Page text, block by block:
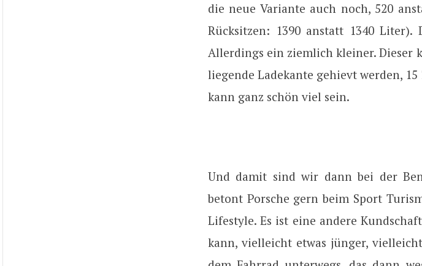
die neue Variante auch noch, 520
Rücksitzen: 1390 anstatt 1340
Allerdings ein ziemlich kleiner. Dieser
liegende Ladekante gehievt werden,
kann ganz schön viel sein.
Und damit sind wir dann bei der
betont Porsche gern beim Sport
Lifestyle. Es ist eine andere
kann, vielleicht etwas jünger,